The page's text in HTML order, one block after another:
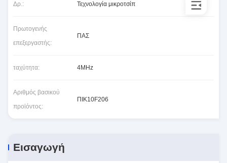
Δρ.: Τεχνολογία μικροτσίπ
Πρωτογενής
επεξεργαστής:
ΠΑΣ
ταχύτητα: 4MHz
Αριθμός βασικού
προϊόντος:
ΠΙΚ10F206
Εισαγωγή